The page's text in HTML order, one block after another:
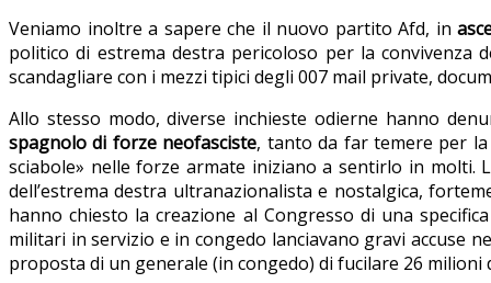
Veniamo inoltre a sapere che il nuovo partito Afd, in
politico di estrema destra pericoloso per la convivenza
scandagliare con i mezzi tipici degli 007 mail private,
Allo stesso modo, diverse inchieste odierne hanno
spagnolo di forze neofasciste, tanto da far temere per
sciabole» nelle forze armate iniziano a sentirlo in molti.
dell’estrema destra ultranazionalista e nostalgica,
hanno chiesto la creazione al Congresso di una
militari in servizio e in congedo lanciavano gravi accuse
proposta di un generale (in congedo) di fucilare 26